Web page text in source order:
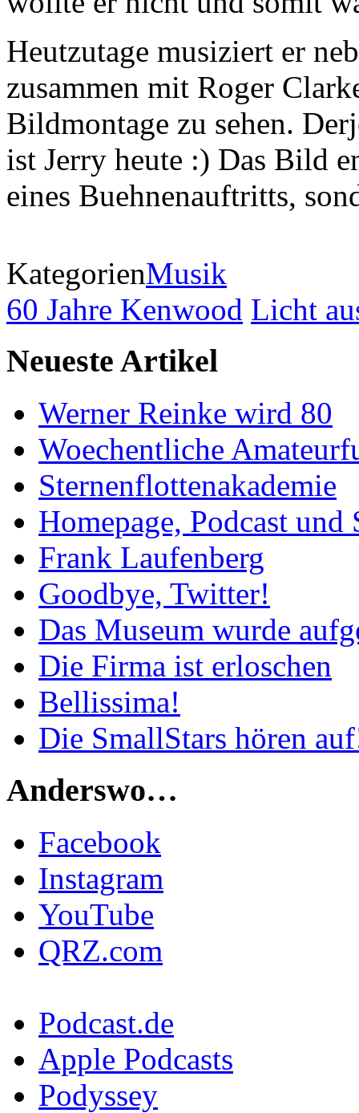
Heutzutage musiziert er
zusammen mit Roger
Bildmontage zu sehen.
ist Jerry heute :) Das Bild
eines Buehnenauftritts,
KategorienMusik
60 Jahre Kenwood Licht
Neueste Artikel
Werner Reinke wird 80
Woechentliche
Sternenflottenakademie
Homepage, Podcast
Frank Laufenberg
Goodbye, Twitter!
Das Museum wurde
Die Firma ist erloschen
Bellissima!
Die SmallStars hören
Anderswo…
Facebook
Instagram
YouTube
QRZ.com
Podcast.de
Apple Podcasts
Podyssey